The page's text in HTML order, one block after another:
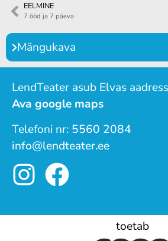
EELMINE
7 ööd ja 7 päeva
Mängukava
LendTeater asub Elvas
Ava google maps
Telefoni nr: 5560 2084
info@lendteater.ee
toetab